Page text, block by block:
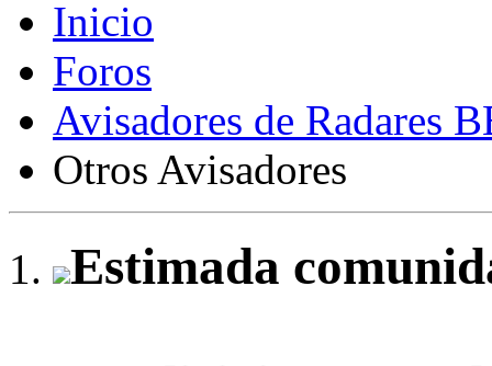
Foros
Avisadores de Radares
Otros Avisadores
Estimada